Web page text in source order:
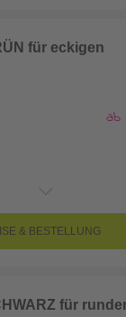
für eckigen
ab
& BESTELLUNG
für